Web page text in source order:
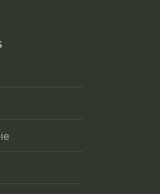
problèmes relationnels avec
dans une